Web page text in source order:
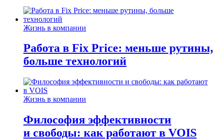
Жизнь в компании
Работа в Fix Price: меньше рутины,
больше технологий
Жизнь в компании
Философия эффективности
и свободы: как работают в VOIS